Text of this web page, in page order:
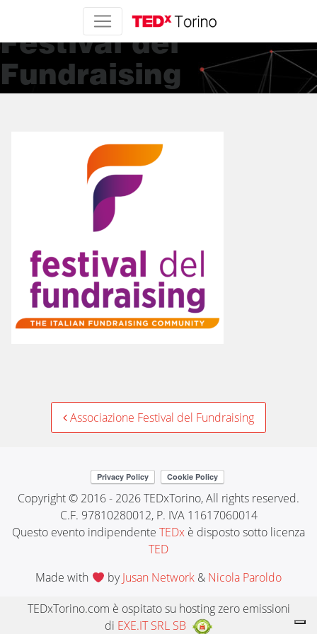
Associazione
Festival del
Fundraising
Post Associazione Festival del Fundraising
Copyright © 2016 - 2026 TEDxTorino, All rights reserved.
C.F. 97810280012, P. IVA 11617060014
Questo evento indipendente TEDx è disposto sotto licenza
TED
Made with
byJusan Network& Nicola Paroldo
TEDxTorino.com è ospitato su hosting zero emissioni
di EXE.IT SRL SB